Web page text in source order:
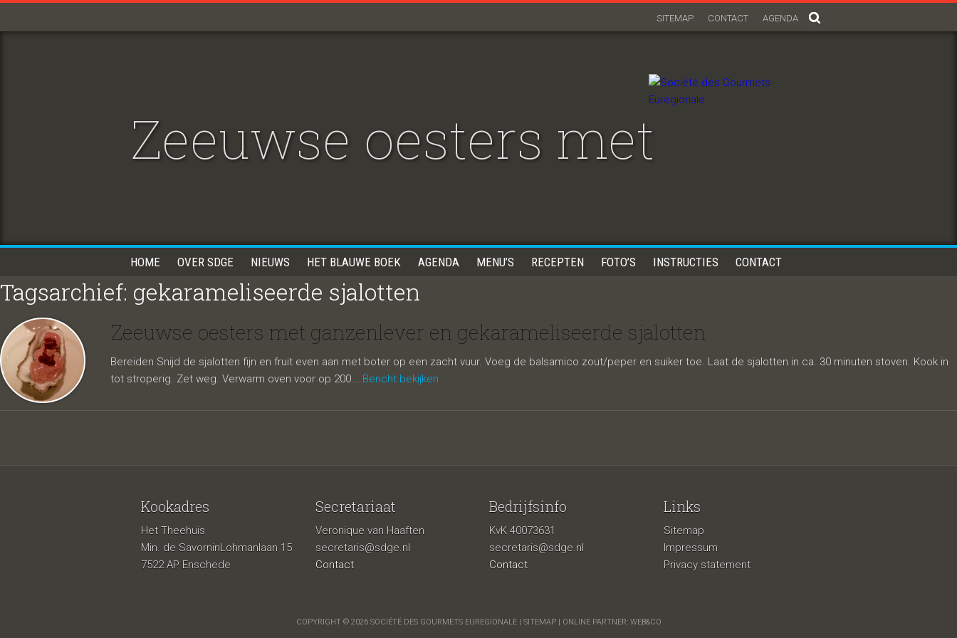
AGENDA
CONTACT
SITEMAP
Zeeuwse oesters met
ganzenlever en
gekarameliseerde sjalotten
HOME OVER SDGE NIEUWS HET BLAUWE BOEK AGENDA MENU’S RECEPTEN FOTO’S INSTRUCTIES CONTACT
Tagsarchief: gekarameliseerde sjalotten
Zeeuwse oesters met ganzenlever en gekarameliseerde sjalotten
Bereiden Snijd de sjalotten fijn en fruit even aan met boter op een zacht vuur. Voeg de balsamico zout/peper en suiker toe. Laat de sjalotten in ca. 30 minuten stoven. Kook in
tot stroperig. Zet weg. Verwarm oven voor op 200... Bericht bekijken
Kookadres
Het Theehuis
Min. de SavorninLohmanlaan 15
7522 AP Enschede
Secretariaat
Veronique van Haaften
secretaris@sdge.nl
Contact
Bedrijfsinfo
KvK 40073631
secretaris@sdge.nl
Contact
Links
Sitemap
Impressum
Privacy statement
COPYRIGHT © 2026 SOCIÉTÉ DES GOURMETS EUREGIONALE | SITEMAP| ONLINE PARTNER: WEB&CO